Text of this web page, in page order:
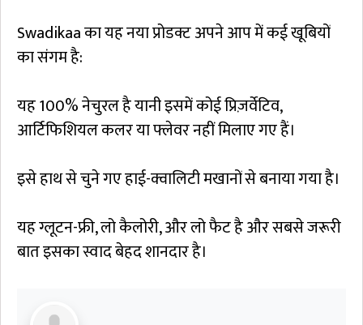
Swadikaa का यह नया प्रोडक्ट अपने आप में कई खूबियों
का संगम है:
यह 100% नेचुरल है यानी इसमें कोई प्रिज़र्वेटिव,
आर्टिफिशियल कलर या फ्लेवर नहीं मिलाए गए हैं।
इसे हाथ से चुने गए हाई-क्वालिटी मखानों से बनाया गया है।
यह ग्लूटन-फ्री, लो कैलोरी, और लो फैट है और सबसे जरूरी
बात इसका स्वाद बेहद शानदार है।